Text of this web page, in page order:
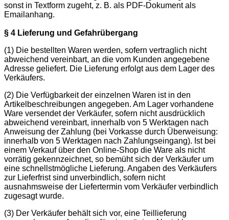
sonst in Textform zugeht, z. B. als PDF-Dokument als
Emailanhang.
§ 4 Lieferung und Gefahrübergang
(1) Die bestellten Waren werden, sofern vertraglich nicht
abweichend vereinbart, an die vom Kunden angegebene
Adresse geliefert. Die Lieferung erfolgt aus dem Lager des
Verkäufers.
(2) Die Verfügbarkeit der einzelnen Waren ist in den
Artikelbeschreibungen angegeben. Am Lager vorhandene
Ware versendet der Verkäufer, sofern nicht ausdrücklich
abweichend vereinbart, innerhalb von 5 Werktagen nach
Anweisung der Zahlung (bei Vorkasse durch Überweisung:
innerhalb von 5 Werktagen nach Zahlungseingang). Ist bei
einem Verkauf über den Online-Shop die Ware als nicht
vorrätig gekennzeichnet, so bemüht sich der Verkäufer um
eine schnellstmögliche Lieferung. Angaben des Verkäufers
zur Lieferfrist sind unverbindlich, sofern nicht
ausnahmsweise der Liefertermin vom Verkäufer verbindlich
zugesagt wurde.
(3) Der Verkäufer behält sich vor, eine Teillieferung